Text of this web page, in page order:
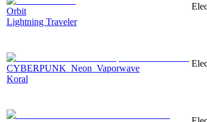
Orbit
Lightning Traveler
CYBERPUNK_Neon_Vaporwave
Koral